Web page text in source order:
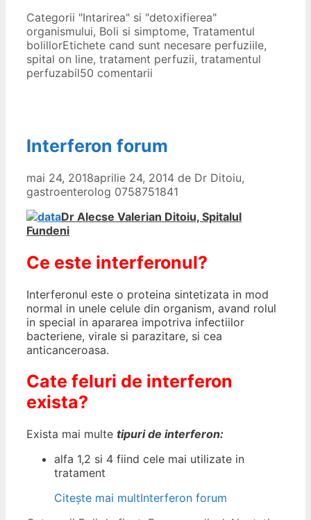
Categorii "Intarirea" si "detoxifierea"
organismului, Boli si simptome, Tratamentul
bolillorEtichete cand sunt necesare perfuziile,
spital on line, tratament perfuzii, tratamentul
perfuzabil50 comentarii
Interferon forum
mai 24, 2018aprilie 24, 2014 de Dr Ditoiu,
gastroenterolog 0758751841
Dr Alecse Valerian Ditoiu, Spitalul
Fundeni
Ce este interferonul?
Interferonul este o proteina sintetizata in mod
normal in unele celule din organism, avand rolul
in special in apararea impotriva infectiilor
bacteriene, virale si parazitare, si cea
anticanceroasa.
Cate feluri de interferon
exista?
Exista mai multe tipuri de interferon:
alfa 1,2 si 4 fiind cele mai utilizate in
tratament
Citește mai multInterferon forum